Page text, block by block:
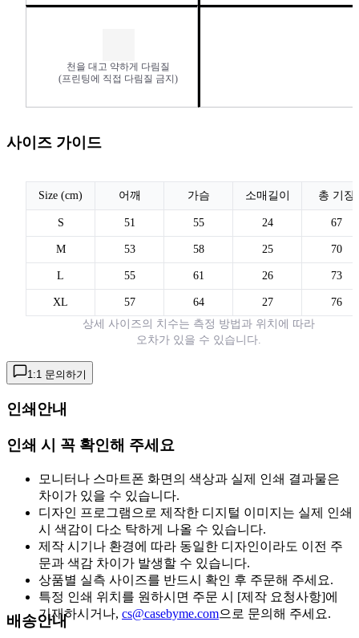
천을 대고 약하게 다림질
(프린팅에 직접 다림질 금지)
사이즈 가이드
Size (cm) 어깨 가슴 소매길이 총 기장
S 51 55 24 67
M 53 58 25 70
L 55 61 26 73
XL 57 64 27
76
상세 사이즈의 치수는 측정 방법과 위치에 따라
오차가 있을 수 있습니다.
1:1 문의하기
인쇄안내
인쇄 시 꼭 확인해 주세요
모니터나 스마트폰 화면의 색상과 실제 인쇄 결과물은
차이가 있을 수 있습니다.
디자인 프로그램으로 제작한 디지털 이미지는 실제 인쇄
시 색감이 다소 탁하게 나올 수 있습니다.
제작 시기나 환경에 따라 동일한 디자인이라도 이전 주
문과 색감 차이가 발생할 수 있습니다.
상품별 실측 사이즈를 반드시 확인 후 주문해 주세요.
특정 인쇄 위치를 원하시면 주문 시 [제작 요청사항]에
기재하시거나, cs@casebyme.com으로 문의해 주세요.
배송안내